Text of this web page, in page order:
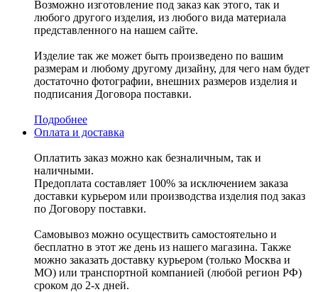
Возможно изготовление под заказ как этого, так и
любого другого изделия, из любого вида материала
представленного на нашем сайте.
Изделие так же может быть произведено по вашим
размерам и любому другому дизайну, для чего нам будет
достаточно фотографии, внешних размеров изделия и
подписания Договора поставки.
Подробнее
Оплата и доставка
Оплатить заказ можно как безналичным, так и
наличными.
Предоплата составляет 100% за исключением заказа
доставки курьером или производства изделия под заказ
по Договору поставки.
Самовывоз можно осуществить самостоятельно и
бесплатно в этот же день из нашего магазина. Также
можно заказать доставку курьером (только Москва и
МО) или транспортной компанией (любой регион РФ)
сроком до 2-х дней.